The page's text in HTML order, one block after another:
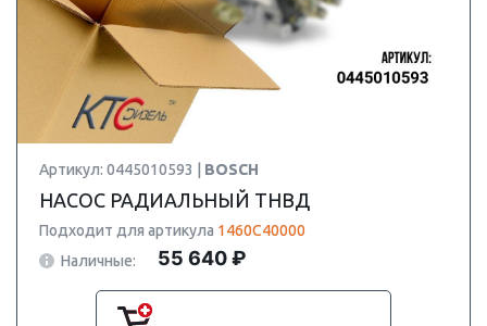
Артикул: 0445010593 | BOSCH
НАСОС РАДИАЛЬНЫЙ ТНВД
Подходит для артикула 1460C40000
Наличные:
55 640 ₽